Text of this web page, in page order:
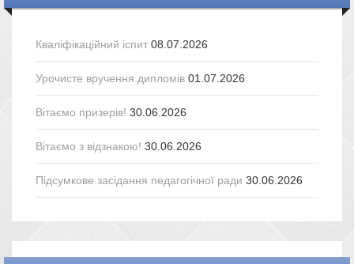
Кваліфікаційний іспит 08.07.2026
Урочисте вручення дипломів 01.07.2026
Вітаємо призерів! 30.06.2026
Вітаємо з відзнакою! 30.06.2026
Підсумкове засідання педагогічної ради 30.06.2026